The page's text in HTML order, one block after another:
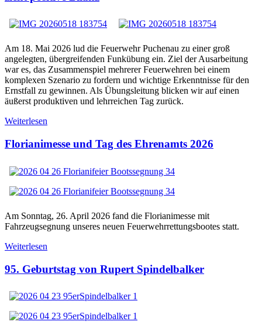
Am 18. Mai 2026 lud die Feuerwehr Puchenau zu einer groß
angelegten, übergreifenden Funkübung ein. Ziel der Ausarbeitung
war es, das Zusammenspiel mehrerer Feuerwehren bei einem
komplexen Szenario zu fordern und wichtige Erkenntnisse für den
Ernstfall zu gewinnen. Als Übungsleitung blicken wir auf einen
äußerst produktiven und lehrreichen Tag zurück.
Weiterlesen
Florianimesse und Tag des Ehrenamts 2026
Am Sonntag, 26. April 2026 fand die Florianimesse mit
Fahrzeugsegnung unseres neuen Feuerwehrrettungsbootes statt.
Weiterlesen
95. Geburtstag von Rupert Spindelbalker